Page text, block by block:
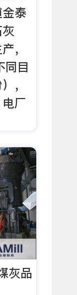
泰
，
同目
，
厂
灰品